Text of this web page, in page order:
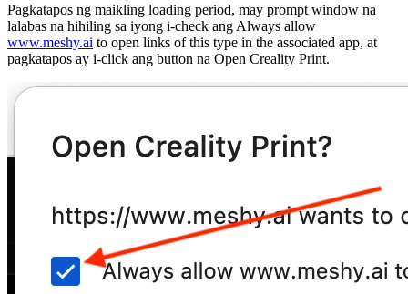
Pagkatapos ng maikling loading period, may prompt window na
lalabas na hihiling sa iyong i-check ang Always allow
www.meshy.ai to open links of this type in the associated app, at
pagkatapos ay i-click ang button na Open Creality Print.